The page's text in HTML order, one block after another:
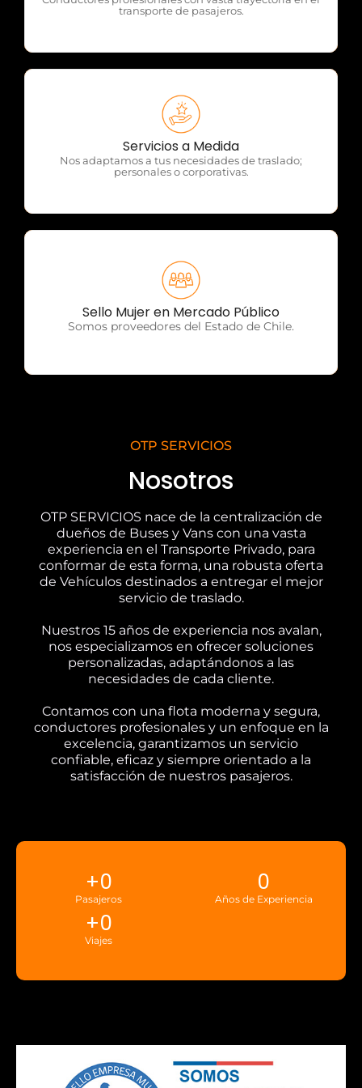
transporte de pasajeros.
Servicios a Medida
Nos adaptamos a tus necesidades de traslado;
personales o corporativas.
OTP Servicios
Sello Mujer en Mercado Público
Somos proveedores del Estado de Chile.
OTP Servicios
OTP SERVICIOS
Nosotros
OTP SERVICIOS nace de la centralización de
dueños de Buses y Vans con una vasta
experiencia en el Transporte Privado, para
conformar de esta forma, una robusta oferta
de Vehículos destinados a entregar el mejor
servicio de traslado.
Nuestros 15 años de experiencia nos avalan,
nos especializamos en ofrecer soluciones
personalizadas, adaptándonos a las
necesidades de cada cliente.
Contamos con una flota moderna y segura,
conductores profesionales y un enfoque en la
excelencia, garantizamos un servicio
confiable, eficaz y siempre orientado a la
satisfacción de nuestros pasajeros.
Pasajeros
+0
Años de Experiencia
0
Viajes
+0